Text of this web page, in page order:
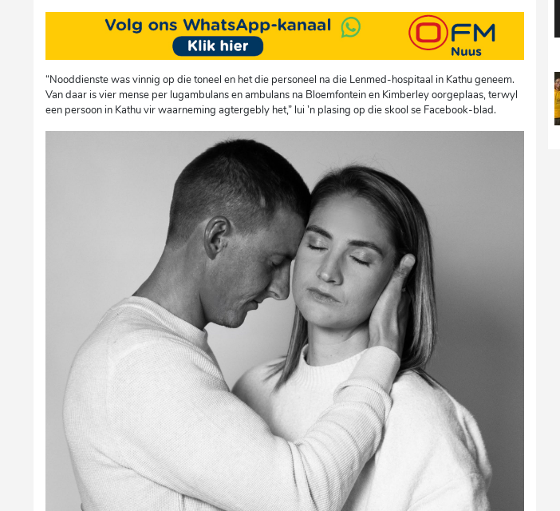
“Nooddienste was vinnig op die toneel en het die personeel na die Lenmed-hospitaal in Kathu geneem.
Van daar is vier mense per lugambulans en ambulans na Bloemfontein en Kimberley oorgeplaas, terwyl
een persoon in Kathu vir waarneming agtergebly het,” lui ’n plasing op die skool se Facebook-blad.